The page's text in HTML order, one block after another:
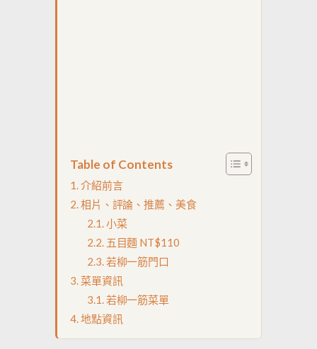
Table of Contents
介紹前言
相片、評論、推薦、美食
小菜
五目麵 NT$110
若柳一筋門口
菜單資訊
若柳一筋菜單
地點資訊